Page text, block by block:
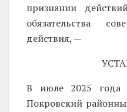
признании
обязательства
действия, —
В июле 2025 года
Покровский